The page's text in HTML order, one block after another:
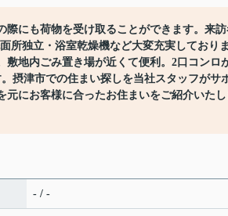
にも荷物を受け取ることができます。来
所独立・浴室乾燥機など大変充実しておりま
地内ごみ置き場が近くて便利。2口コンロ
摂津市での住まい探しを当社スタッフがサ
にお客様に合ったお住まいをご紹介いたし
- / -